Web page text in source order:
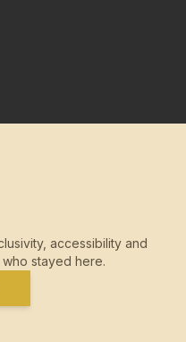
accessibility and
stayed here.